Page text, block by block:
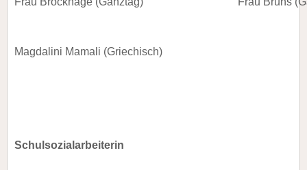
Magdalini Mamali (Griechisch)
Schulsozialarbeiterin